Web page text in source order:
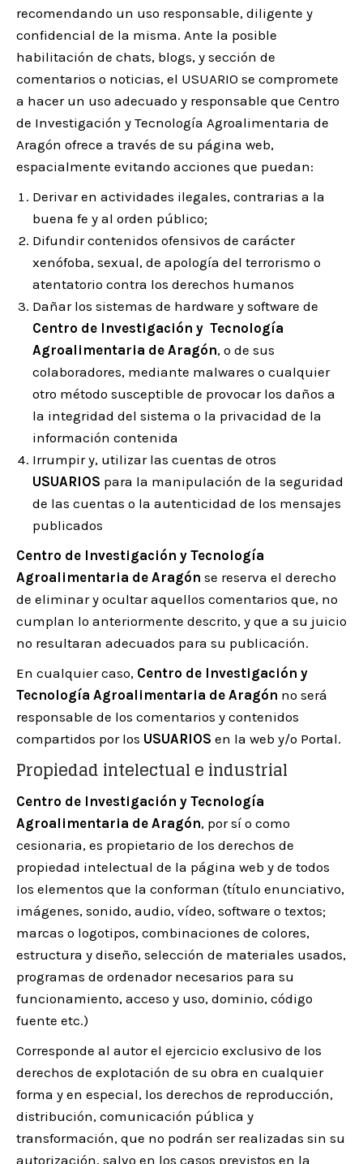
recomendando un uso responsable, diligente y
confidencial de la misma. Ante la posible
habilitación de chats, blogs, y sección de
comentarios o noticias, el USUARIO se compromete
a hacer un uso adecuado y responsable que Centro
de Investigación y Tecnología Agroalimentaria de
Aragón ofrece a través de su página web,
espacialmente evitando acciones que puedan:
Derivar en actividades ilegales, contrarias a la
buena fe y al orden público;
Difundir contenidos ofensivos de carácter
xenófoba, sexual, de apología del terrorismo o
atentatorio contra los derechos humanos
Dañar los sistemas de hardware y software de
Centro de Investigación y Tecnología
Agroalimentaria de Aragón, o de sus
colaboradores, mediante malwares o cualquier
otro método susceptible de provocar los daños a
la integridad del sistema o la privacidad de la
información contenida
Irrumpir y, utilizar las cuentas de otros
USUARIOS para la manipulación de la seguridad
de las cuentas o la autenticidad de los mensajes
publicados
Centro de Investigación y Tecnología
Agroalimentaria de Aragón se reserva el derecho
de eliminar y ocultar aquellos comentarios que, no
cumplan lo anteriormente descrito, y que a su juicio
no resultaran adecuados para su publicación.
En cualquier caso, Centro de Investigación y
Tecnología Agroalimentaria de Aragón no será
responsable de los comentarios y contenidos
compartidos por los USUARIOS en la web y/o Portal.
Propiedad intelectual e industrial
Centro de Investigación y Tecnología
Agroalimentaria de Aragón, por sí o como
cesionaria, es propietario de los derechos de
propiedad intelectual de la página web y de todos
los elementos que la conforman (título enunciativo,
imágenes, sonido, audio, vídeo, software o textos;
marcas o logotipos, combinaciones de colores,
estructura y diseño, selección de materiales usados,
programas de ordenador necesarios para su
funcionamiento, acceso y uso, dominio, código
fuente etc.)
Corresponde al autor el ejercicio exclusivo de los
derechos de explotación de su obra en cualquier
forma y en especial, los derechos de reproducción,
distribución, comunicación pública y
transformación, que no podrán ser realizadas sin su
autorización, salvo en los casos previstos en la